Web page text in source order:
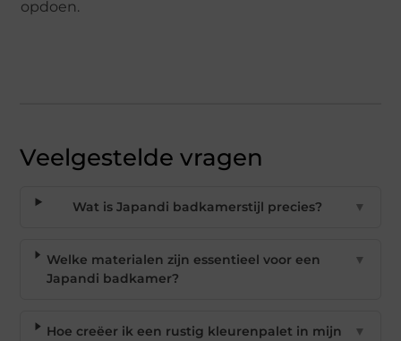
opdoen.
Veelgestelde vragen
Wat is Japandi badkamerstijl precies? ▼
Welke materialen zijn essentieel voor een
Japandi badkamer?
▼
Hoe creëer ik een rustig kleurenpalet in mijn
▼